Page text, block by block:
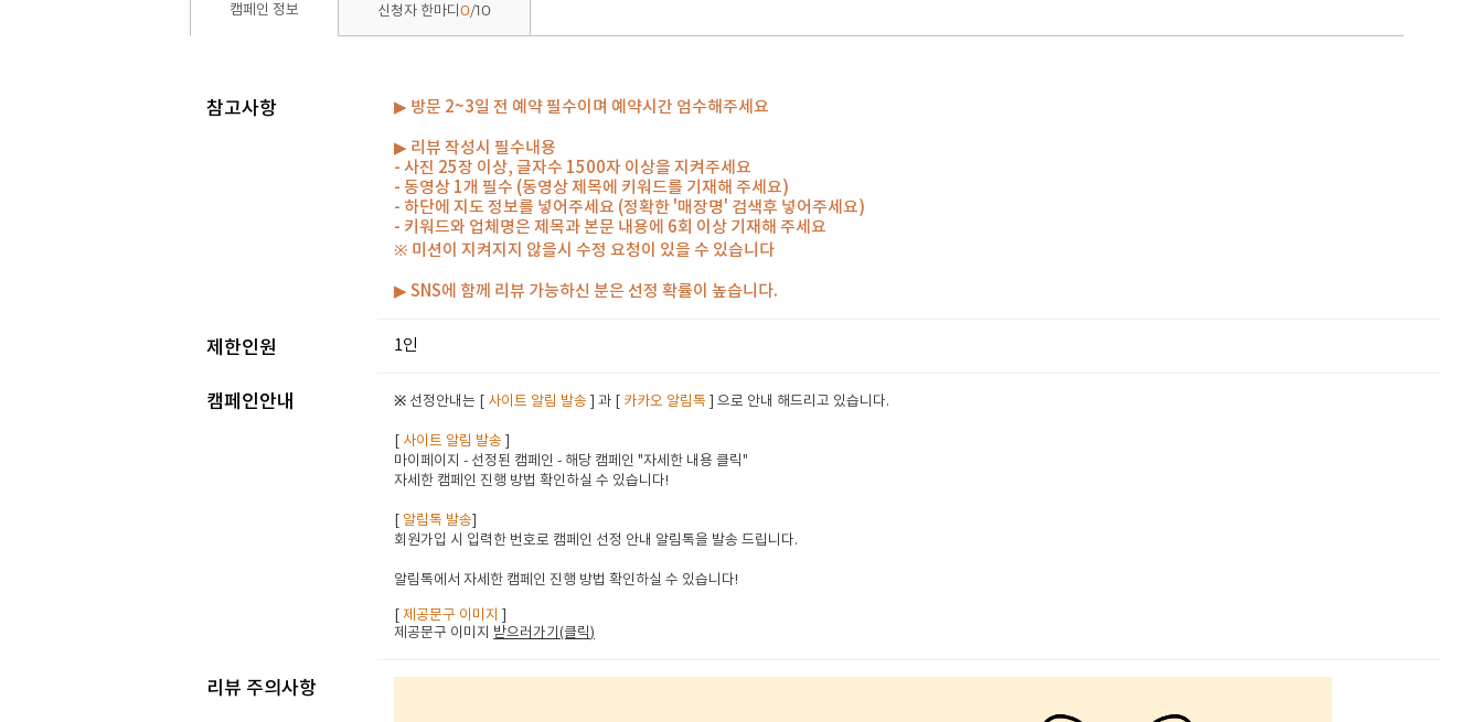
캠페인 정보 신청자 한마디 0/10
참고사항 ▶ 방문 2~3일 전 예약 필수이며 예약시간 엄수해주세요
▶ 리뷰 작성시 필수내용
- 사진 25장 이상, 글자수 1500자 이상을 지켜주세요
- 동영상 1개 필수 (동영상 제목에 키워드를 기재해 주세요)
- 하단에 지도 정보를 넣어주세요 (정확한 '매장명' 검색후 넣어주세요)
- 키워드와 업체명은 제목과 본문 내용에 6회 이상 기재해 주세요
※ 미션이 지켜지지 않을시 수정 요청이 있을 수 있습니다
▶ SNS에 함께 리뷰 가능하신 분은 선정 확률이 높습니다.
제한인원 1인
캠페인안내 ※ 선정안내는 [ 사이트 알림 발송 ] 과 [ 카카오 알림톡 ] 으로 안내 해드리고 있습니다.
사이트 알림 발송
마이페이지 - 선정된 캠페인 - 해당 캠페인 "자세한 내용 클릭"
자세한 캠페인 진행 방법 확인하실 수 있습니다!
알림톡 발송
회원가입 시 입력한 번호로 캠페인 선정 안내 알림톡을 발송 드립니다.
알림톡에서 자세한 캠페인 진행 방법 확인하실 수 있습니다!
[제공문구 이미지
제공문구 이미지 받으러가기(클릭 )
리뷰 주의사항